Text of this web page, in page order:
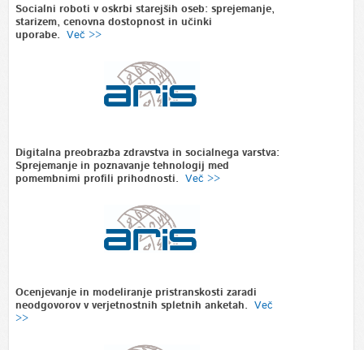
Socialni roboti v oskrbi starejših oseb: sprejemanje,
starizem, cenovna dostopnost in učinki
uporabe.
Več >>
Digitalna preobrazba zdravstva in socialnega varstva:
Sprejemanje in poznavanje tehnologij med
pomembnimi profili prihodnosti.
Več >>
Ocenjevanje in modeliranje pristranskosti zaradi
neodgovorov v verjetnostnih spletnih anketah.
Več
>>